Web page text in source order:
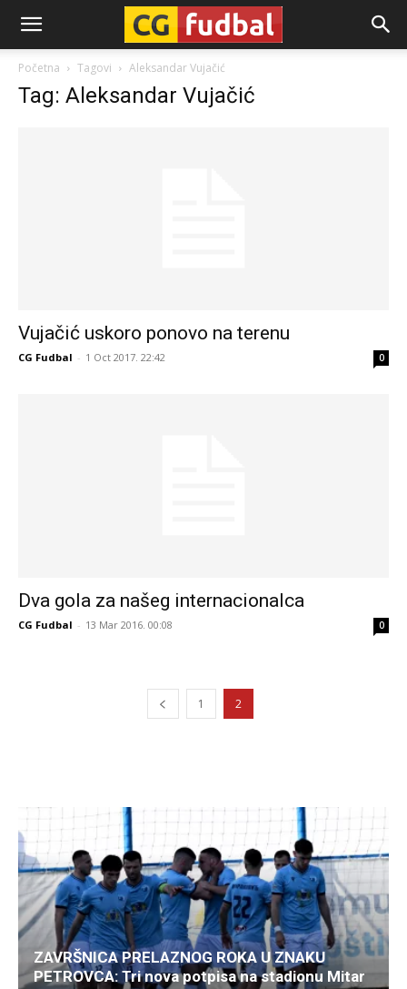
CG-
Fudbal
Početna Tagovi Aleksandar Vujačić
Tag: Aleksandar Vujačić
Vujačić uskoro ponovo na terenu
CG Fudbal - 1 Oct 2017. 22:42 0
Dva gola za našeg internacionalca
CG Fudbal - 13 Mar 2016. 00:08 0
1 2
ZAVRŠNICA PRELAZNOG ROKA U ZNAKU
PETROVCA: Tri nova potpisa na stadionu Mitar